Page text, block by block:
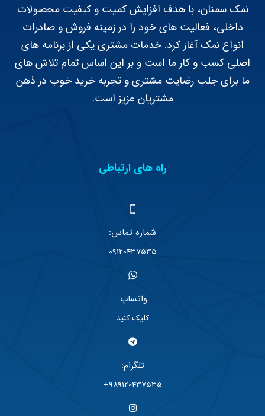
نمک سمنان، با هدف افزایش کمیت و کیفیت محصولات
داخلی، فعالیت های خود را در زمینه فروش و صادرات
انواع نمک آغاز کرد. خدمات مشتری یکی از برنامه های
اصلی کسب و کار ما است و بر این اساس تمام تلاش های
ما برای جلب رضایت مشتری و تجربه خرید خوب در ذهن
مشتریان عزیز است.
راه های ارتباطی
شماره تماس:
09120437535
واتساپ:
کلیک کنید
تلگرام:
989120437535+